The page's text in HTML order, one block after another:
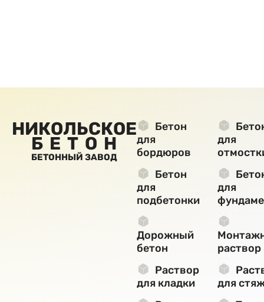
НИКОЛЬСКОЕ
БЕТОН
БЕТОННЫЙ ЗАВОД
Бетон
для
бордюров
для
Бетон
для
подбетонки
для
Дорожный
бетон
раствор
Раствор
для кладки
для